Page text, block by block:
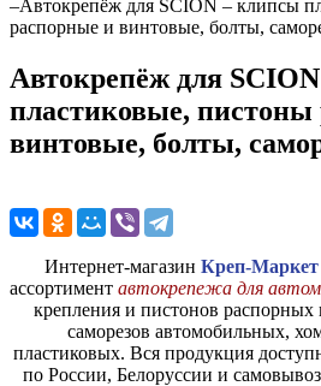
–Автокрепёж для SCION – клипсы
распорные и винтовые, болты,
Автокрепёж для
пластиковые,
винтовые, болты,
Интернет-магазин Креп-Маркет
ассортимент автокрепежа для
крепления и пистонов
саморезов автомобильных,
пластиковых. Вся продукция
по России, Белоруссии и